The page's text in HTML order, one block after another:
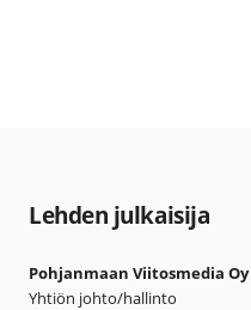
Lehden julkaisija
Pohjanmaan Viitosmedia Oy
Yhtiön johto/hallinto